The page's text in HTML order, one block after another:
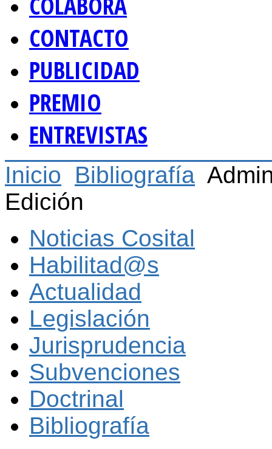
CONTACTO
PUBLICIDAD
PREMIO
ENTREVISTAS
Inicio Bibliografía
Edición
Noticias Cosital
Habilitad@s
Actualidad
Legislación
Jurisprudencia
Subvenciones
Doctrinal
Bibliografía